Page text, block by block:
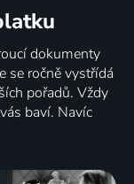
dokumenty
se ročně vystřídá
pořadů. Vždy
baví. Navíc